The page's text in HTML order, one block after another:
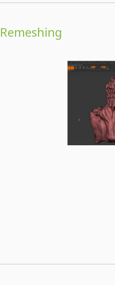
Remeshing